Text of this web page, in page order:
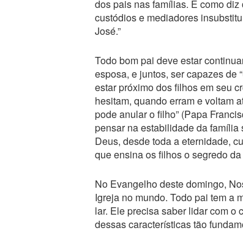
dos pais nas famílias. E como
custódios e mediadores
José.”
Todo bom pai deve estar
esposa, e juntos, ser capazes
estar próximo dos filhos em seu
hesitam, quando erram e voltam
pode anular o filho” (Papa
pensar na estabilidade da família
Deus, desde toda a eternidade,
que ensina os filhos o segredo
No Evangelho deste domingo,
Igreja no mundo. Todo pai tem a
lar. Ele precisa saber lidar com o
dessas características tão